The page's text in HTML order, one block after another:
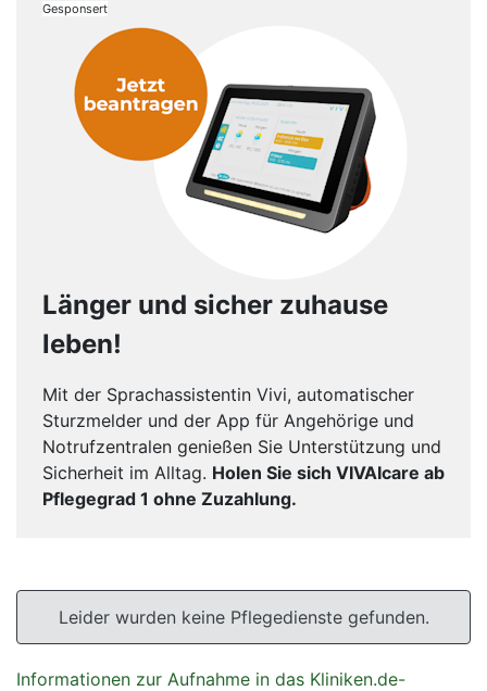
Gesponsert
Länger und sicher zuhause
leben!
Mit der Sprachassistentin Vivi, automatischer
Sturzmelder und der App für Angehörige und
Notrufzentralen genießen Sie Unterstützung und
Sicherheit im Alltag. Holen Sie sich VIVAIcare ab
Pflegegrad 1 ohne Zuzahlung.
Leider wurden keine Pflegedienste gefunden.
Informationen zur Aufnahme in das Kliniken.de-